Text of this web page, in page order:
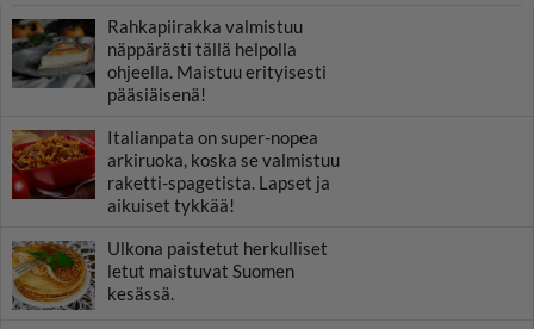
Rahkapiirakka valmistuu
näppärästi tällä helpolla
ohjeella. Maistuu erityisesti
pääsiäisenä!
Italianpata on super-nopea
arkiruoka, koska se valmistuu
raketti-spagetista. Lapset ja
aikuiset tykkää!
Ulkona paistetut herkulliset
letut maistuvat Suomen
kesässä.